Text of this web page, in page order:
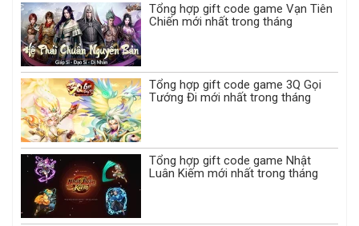
Tổng hợp gift code game Vạn Tiên
Chiến mới nhất trong tháng
Tổng hợp gift code game 3Q Gọi
Tướng Đi mới nhất trong tháng
Tổng hợp gift code game Nhật
Luân Kiếm mới nhất trong tháng